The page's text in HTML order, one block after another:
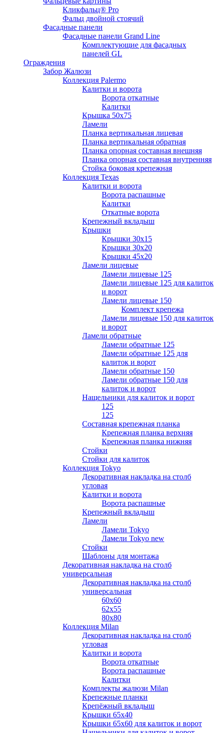
Кликфальц® Pro
Фальц двoйной стоячий
Фасадные панели
Фасадные панели Grand Line
Комплектующие для фасадных
панелей GL
Ограждения
Забор Жалюзи
Коллекция Palermo
Калитки и ворота
Ворота откатные
Калитки
Крышка 50х75
Ламели
Планка вертикальная лицевая
Планка вертикальная обратная
Планка опорная составная внешняя
Планка опорная составная внутренняя
Стойка боковая крепежная
Коллекция Texas
Калитки и ворота
Ворота распашные
Калитки
Откатные ворота
Крепежный вкладыш
Крышки
Крышки 30х15
Крышки 30х20
Крышки 45х20
Ламели лицевые
Ламели лицевые 125
Ламели лицевые 125 для калиток
и ворот
Ламели лицевые 150
Комплект крепежа
Ламели лицевые 150 для калиток
и ворот
Ламели обратные
Ламели обратные 125
Ламели обратные 125 для
калиток и ворот
Ламели обратные 150
Ламели обратные 150 для
калиток и ворот
Нащельники для калиток и ворот
125
125
Составная крепежная планка
Крепежная планка верхняя
Крепежная планка нижняя
Стойки
Стойки для калиток
Коллекция Tokyo
Декоративная накладка на столб
угловая
Калитки и ворота
Ворота распашные
Крепежный вкладыш
Ламели
Ламели Tokyo
Ламели Tokyo new
Стойки
Шаблоны для монтажа
Декоративная накладка на столб
универсальная
Декоративная накладка на столб
универсальная
60х60
62х55
80х80
Коллекция Milan
Декоративная накладка на столб
угловая
Калитки и ворота
Ворота откатные
Ворота распашные
Калитки
Комплекты жалюзи Milan
Крепежные планки
Крепёжный вкладыш
Крышки 65х40
Крышки 65х60 для калиток и ворот